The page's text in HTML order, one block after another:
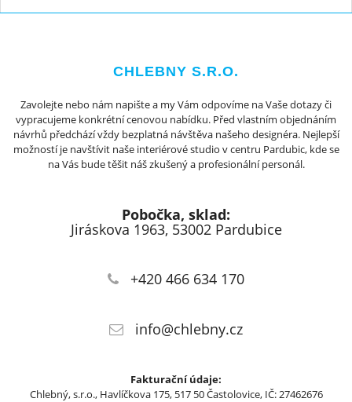
CHLEBNY S.R.O.
Zavolejte nebo nám napište a my Vám odpovíme na Vaše dotazy či
vypracujeme konkrétní cenovou nabídku. Před vlastním objednáním
návrhů předchází vždy bezplatná návštěva našeho designéra. Nejlepší
možností je navštívit naše interiérové studio v centru Pardubic, kde se
na Vás bude těšit náš zkušený a profesionální personál.
Pobočka, sklad:
Jiráskova 1963, 53002 Pardubice
+420 466 634 170
info@chlebny.cz
Fakturační údaje:
Chlebný, s.r.o., Havlíčkova 175, 517 50 Častolovice, IČ: 27462676